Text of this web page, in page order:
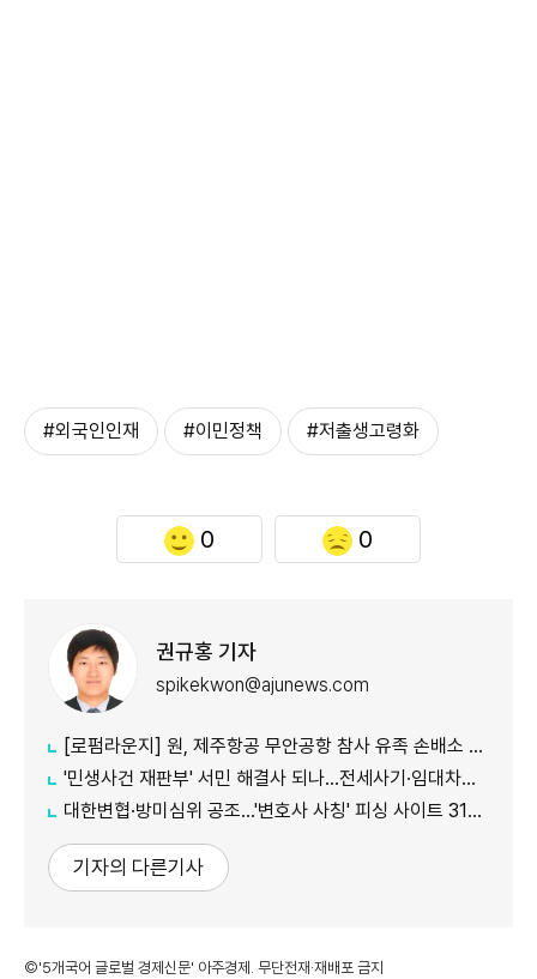
#외국인인재 #이민정책 #저출생고령화
0 0
권규홍 기자
spikekwon@ajunews.com
[로펌라운지] 원, 제주항공 무안공항 참사 유족 손배소 대리..."참사 진상 명확히 규명"
'민생사건 재판부' 서민 해결사 되나...전세사기·임대차분쟁 평균 3개월내 해결
대한변협·방미심위 공조…'변호사 사칭' 피싱 사이트 31건 무더기 차단
기자의 다른기사
©'5개국어 글로벌 경제신문' 아주경제. 무단전재·재배포 금지